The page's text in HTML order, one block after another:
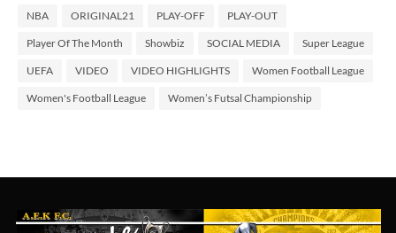
NBA ORIGINAL21 PLAY-OFF PLAY-OUT
Player Of The Month Showbiz SOCIAL MEDIA Super League
UEFA VIDEO VIDEO HIGHLIGHTS Women Football League
Women's Football League Women’s Futsal Championship